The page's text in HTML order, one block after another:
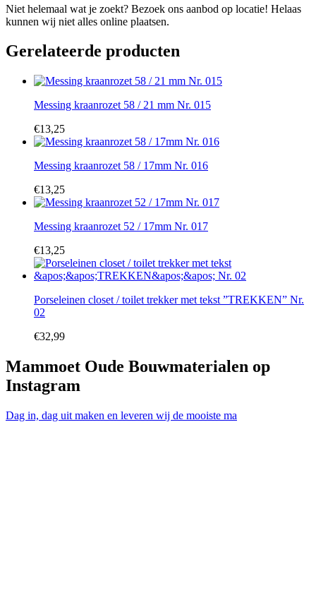
Niet helemaal wat je zoekt? Bezoek ons aanbod op locatie! Helaas
kunnen wij niet alles online plaatsen.
Gerelateerde producten
Messing kraanrozet 58 / 21 mm Nr. 015
€13,25
Messing kraanrozet 58 / 17mm Nr. 016
€13,25
Messing kraanrozet 52 / 17mm Nr. 017
€13,25
Porseleinen closet / toilet trekker met tekst ”TREKKEN” Nr.
02
€32,99
Mammoet Oude Bouwmaterialen op
Instagram
Dag in, dag uit maken en leveren wij de mooiste ma